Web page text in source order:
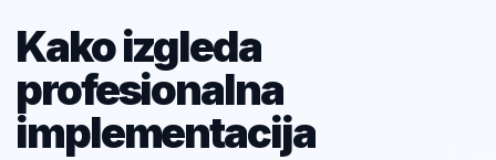
Kako izgleda
profesionalna
implementacija